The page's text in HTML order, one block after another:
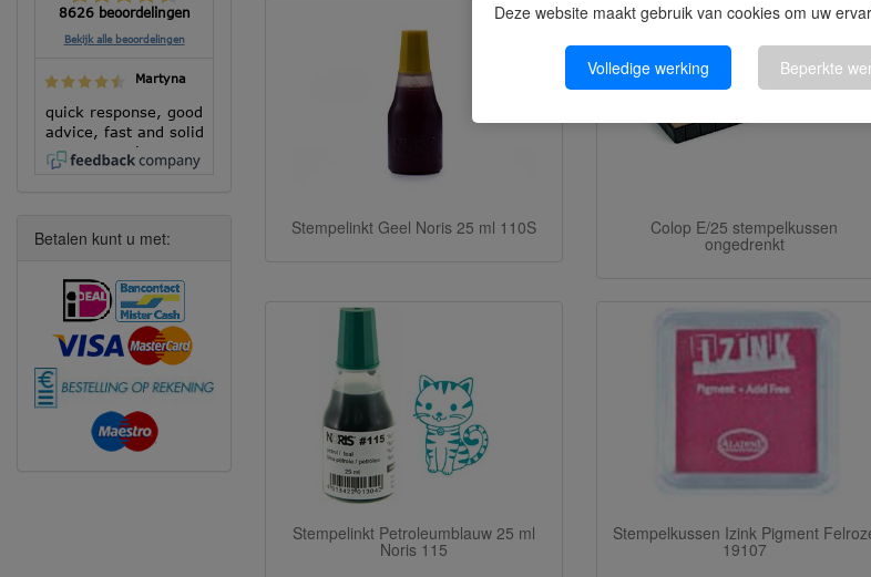
Deze website maakt gebruik van cookies om uw
Volledige werking Beperkte
Stempelinkt Geel Noris 25 ml 110S Colop E/25 stempelkussen
ongedrenkt
Stempelinkt Petroleumblauw 25 ml
Noris 115
Stempelkussen Izink Pigment
19107
8626 beoordelingen
Bekijk alle beoordelingen
Martyna
quick response, good
advice, fast and solid
execution!
Betalen kunt u met: